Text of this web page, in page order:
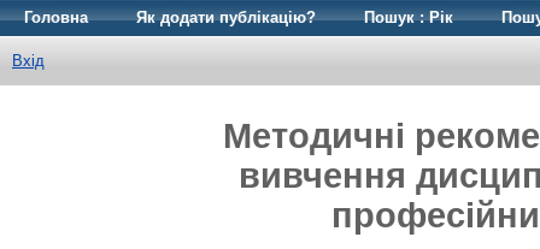
Головна Як додати публікацію? Пошук : Рік
Вхід
Методичні
вивчення